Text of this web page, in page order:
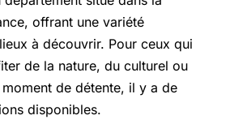
offrant une variété
à découvrir. Pour ceux qui
de la nature, du culturel ou
moment de détente, il y a de
disponibles.